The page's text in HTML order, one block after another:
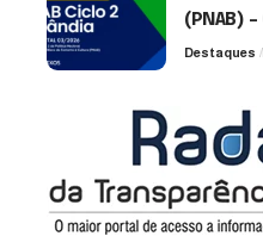
(PNAB)
Destaques